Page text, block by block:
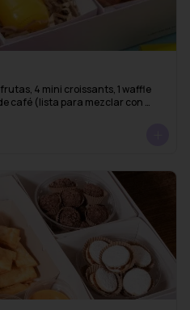
4 mini croissants, 1 waffle
café (lista para mezclar con